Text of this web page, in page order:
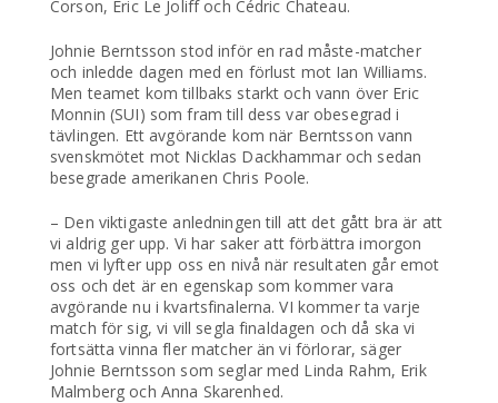
Corson, Eric Le Joliff och Cédric Chateau.
Johnie Berntsson stod inför en rad måste-matcher
och inledde dagen med en förlust mot Ian Williams.
Men teamet kom tillbaks starkt och vann över Eric
Monnin (SUI) som fram till dess var obesegrad i
tävlingen. Ett avgörande kom när Berntsson vann
svenskmötet mot Nicklas Dackhammar och sedan
besegrade amerikanen Chris Poole.
– Den viktigaste anledningen till att det gått bra är att
vi aldrig ger upp. Vi har saker att förbättra imorgon
men vi lyfter upp oss en nivå när resultaten går emot
oss och det är en egenskap som kommer vara
avgörande nu i kvartsfinalerna. VI kommer ta varje
match för sig, vi vill segla finaldagen och då ska vi
fortsätta vinna fler matcher än vi förlorar, säger
Johnie Berntsson som seglar med Linda Rahm, Erik
Malmberg och Anna Skarenhed.